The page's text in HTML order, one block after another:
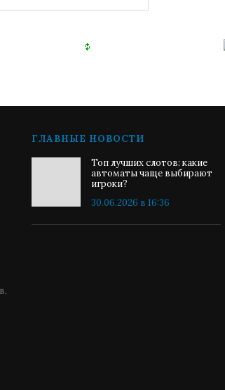
ГЛАВНЫЕ НОВОСТИ
Топ лучших слотов: какие
автоматы чаще выбирают
игроки?
30.06.2026 в 16:36